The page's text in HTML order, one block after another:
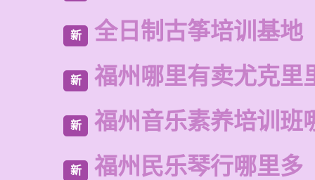
新 全日制古筝培训基地
新 福州哪里有卖尤克里
新 福州音乐素养培训班
新 福州民乐琴行哪里多